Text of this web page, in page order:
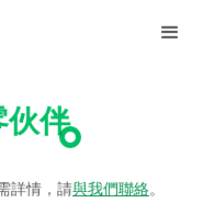
伙伴
詳情，請與我們聯絡。